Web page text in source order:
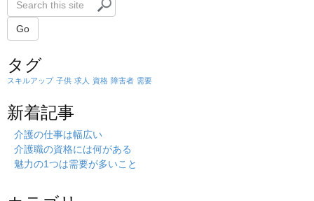
e
r
h
t
h
i
Go
タグ
スキルアップ 子供 求人 資格 障害者 需要
新着記事
介護の仕事は幅広い
介護職の資格には何がある
魅力の1つは需要が多いこと